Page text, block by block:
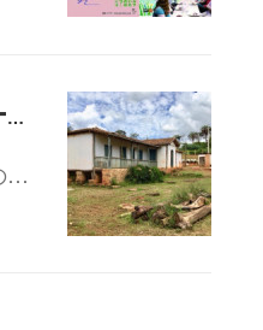
『いまこそ、自分の時間を生きる』 記録映像作家 岡村淳監督トーク&上映会 10/3(水) 15:00-
…